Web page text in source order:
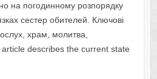
на погодинному розпорядку
сестер обителей. Ключові
храм, молитва,
article describes the current state